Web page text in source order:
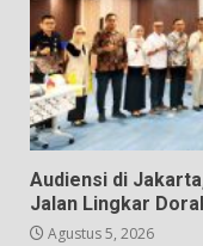
Audiensi di
Jalan Lingkar
Agustus 5, 2026